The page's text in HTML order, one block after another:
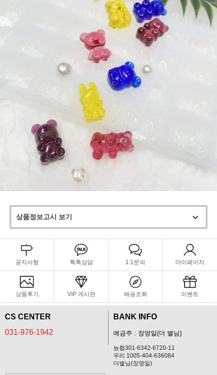
상품정보고시 보기
공지사항 톡톡상담 1:1문의 마이페이지
상품후기 VIP 게시판 배송조회 이벤트
CS CENTER
031-976-1942
BANK INFO
예금주 : 장영일(더 별님)
농협301-6342-6720-11
우리 1005-404-636084
더별님(장영일)